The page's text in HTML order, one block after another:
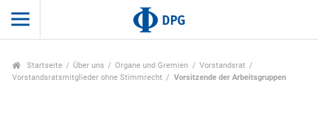
Startseite Über uns Organe und Gremien
Vorstandsrat
Vorstandsratsmitglieder ohne Stimmrecht
Vorsitzende der Arbeitsgruppen